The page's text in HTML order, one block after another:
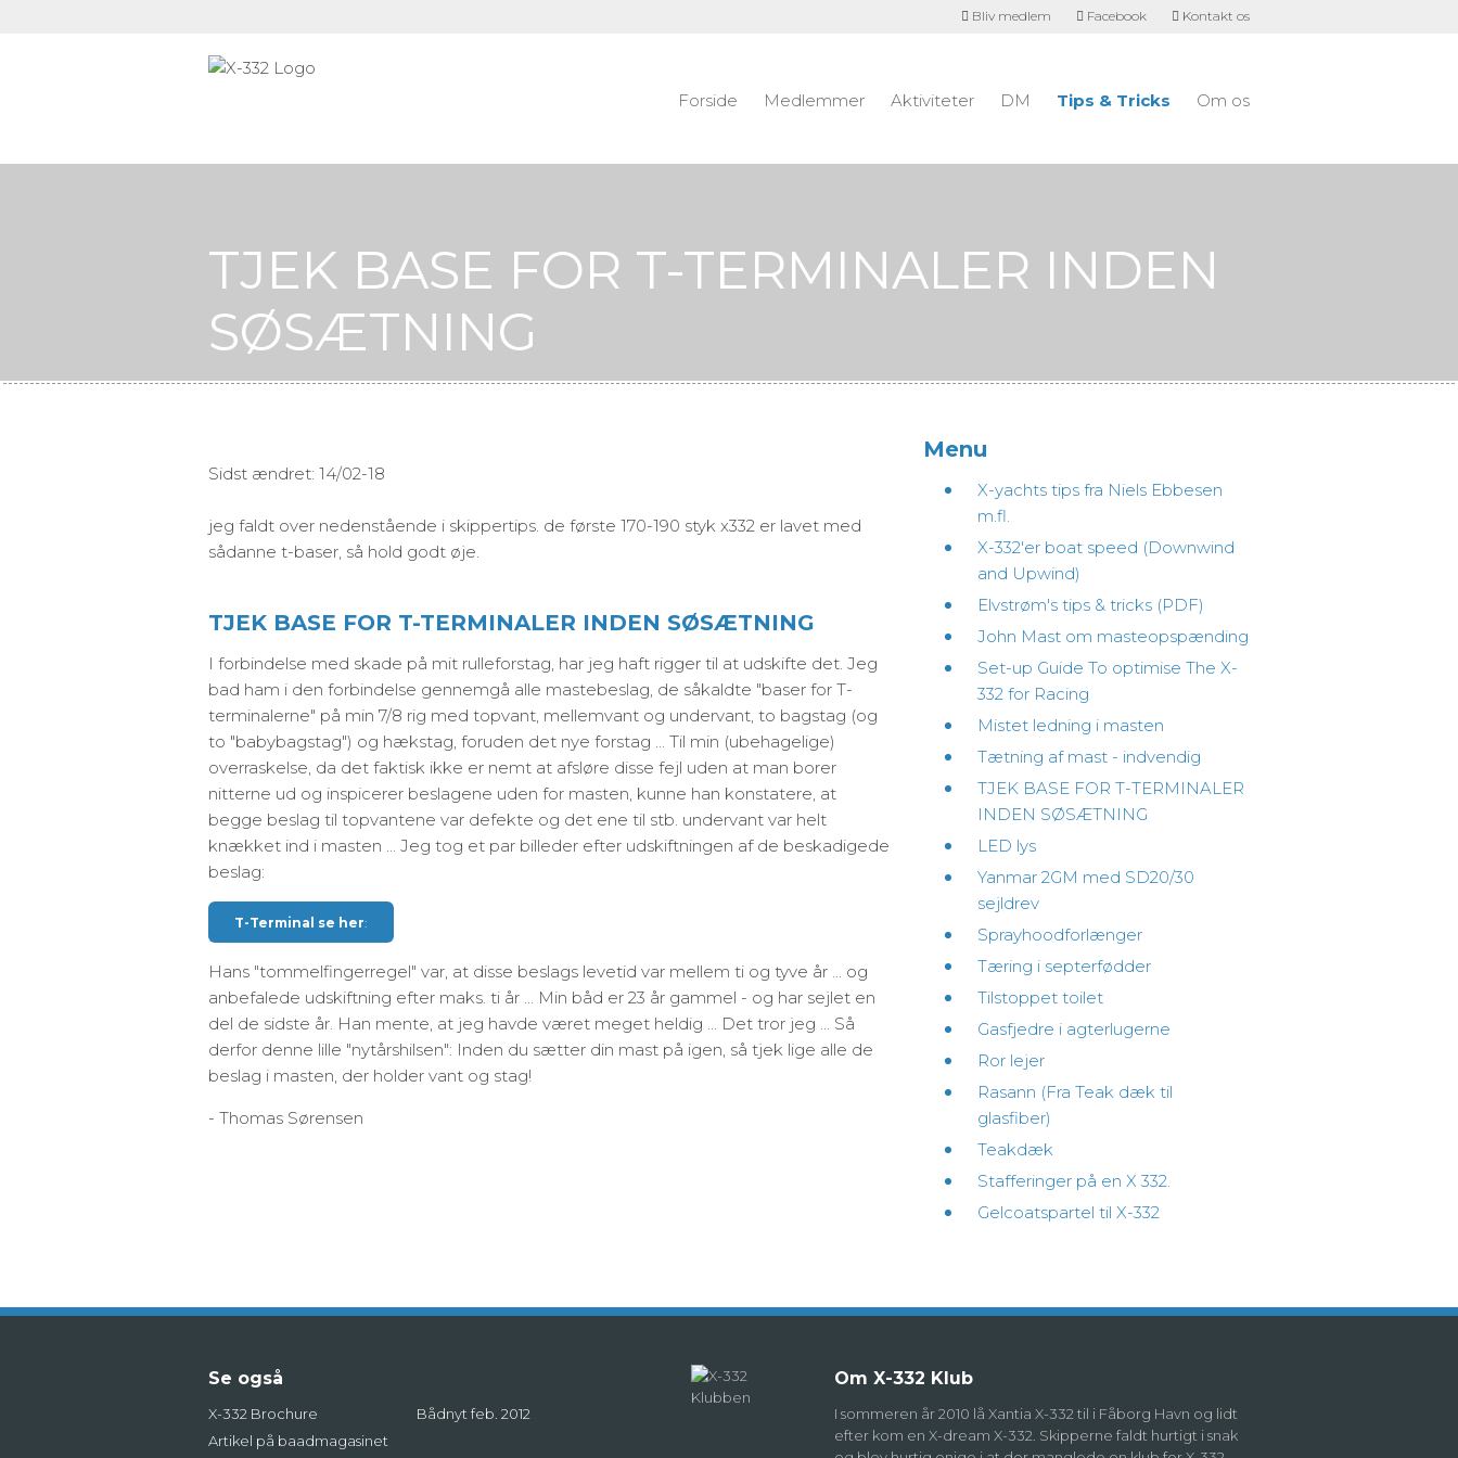
Bliv medlem Facebook Kontakt os
Forside Medlemmer Aktiviteter DM Tips & Tricks Om os
TJEK BASE FOR T-TERMINALER INDEN
SØSÆTNING
Sidst ændret: 14/02-18
jeg faldt over nedenstående i skippertips. de første 170-190 styk x332 er lavet med
sådanne t-baser, så hold godt øje.
TJEK BASE FOR T-TERMINALER INDEN SØSÆTNING
I forbindelse med skade på mit rulleforstag, har jeg haft rigger til at udskifte det. Jeg
bad ham i den forbindelse gennemgå alle mastebeslag, de såkaldte "baser for T-
terminalerne" på min 7/8 rig med topvant, mellemvant og undervant, to bagstag (og
to "babybagstag") og hækstag, foruden det nye forstag ... Til min (ubehagelige)
overraskelse, da det faktisk ikke er nemt at afsløre disse fejl uden at man borer
nitterne ud og inspicerer beslagene uden for masten, kunne han konstatere, at
begge beslag til topvantene var defekte og det ene til stb. undervant var helt
knækket ind i masten ... Jeg tog et par billeder efter udskiftningen af de beskadigede
beslag:
T-Terminal se her:
Hans "tommelfingerregel" var, at disse beslags levetid var mellem ti og tyve år ... og
anbefalede udskiftning efter maks. ti år ... Min båd er 23 år gammel - og har sejlet en
del de sidste år. Han mente, at jeg havde været meget heldig ... Det tror jeg ... Så
derfor denne lille "nytårshilsen": Inden du sætter din mast på igen, så tjek lige alle de
beslag i masten, der holder vant og stag!
- Thomas Sørensen
Menu
X-yachts tips fra Niels Ebbesen
m.fl.
X-332'er boat speed (Downwind
and Upwind)
Elvstrøm's tips & tricks (PDF)
John Mast om masteopspænding
Set-up Guide To optimise The X-
332 for Racing
Mistet ledning i masten
Tætning af mast - indvendig
TJEK BASE FOR T-TERMINALER
INDEN SØSÆTNING
LED lys
Yanmar 2GM med SD20/30
sejldrev
Sprayhoodforlænger
Tæring i septerfødder
Tilstoppet toilet
Gasfjedre i agterlugerne
Ror lejer
Rasann (Fra Teak dæk til
glasfiber)
Teakdæk
Stafferinger på en X 332.
Gelcoatspartel til X-332
Se også
X-332 Brochure
Bådnyt feb. 2012
Artikel på baadmagasinet
Om X-332 Klub
I sommeren år 2010 lå Xantia X-332 til i Fåborg Havn og lidt
efter kom en X-dream X-332. Skipperne faldt hurtigt i snak